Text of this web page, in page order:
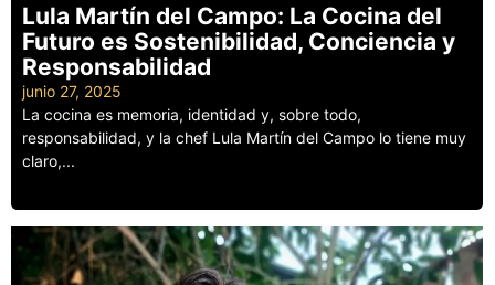
Lula Martín del Campo: La Cocina del
Futuro es Sostenibilidad, Conciencia y
Responsabilidad
junio 27, 2025
La cocina es memoria, identidad y, sobre todo,
responsabilidad, y la chef Lula Martín del Campo lo tiene muy
claro,...